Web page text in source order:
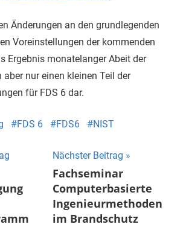
Änderungen an den grundlegenden
Voreinstellungen der kommenden
Ergebnis monatelanger Abeit der
aber nur einen kleinen Teil der
für FDS 6 dar.
FDS 6 FDS6 NIST
Nächster Beitrag
Fachseminar
Computerbasierte
Ingenieurmethoden
im Brandschutz